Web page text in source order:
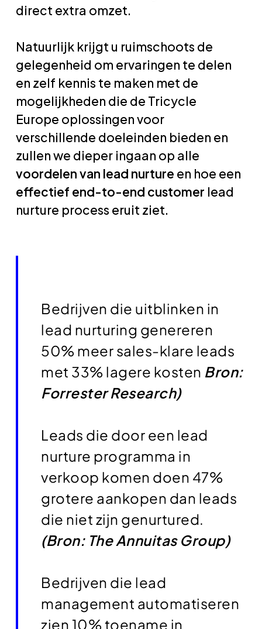
direct extra omzet.
Natuurlijk krijgt u ruimschoots de
gelegenheid om ervaringen te delen
en zelf kennis te maken met de
mogelijkheden die de Tricycle
Europe oplossingen voor
verschillende doeleinden bieden en
zullen we dieper ingaan op alle
voordelen van lead nurture en hoe een
effectief end-to-end customer lead
nurture process eruit ziet.
Bedrijven die uitblinken in
lead nurturing genereren
50% meer sales-klare leads
met 33% lagere kosten Bron:
Forrester Research)
Leads die door een lead
nurture programma in
verkoop komen doen 47%
grotere aankopen dan leads
die niet zijn genurtured.
(Bron: The Annuitas Group)
Bedrijven die lead
management automatiseren
zien 10% toename in